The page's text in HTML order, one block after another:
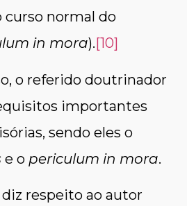
curso normal do
in mora).[10]
referido doutrinador
importantes
sendo eles o
e o periculum in mora.
respeito ao autor